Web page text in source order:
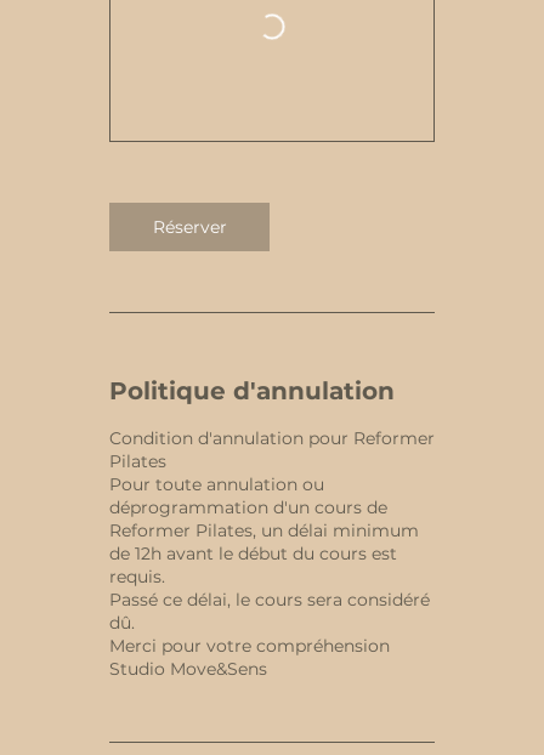
Réserver
Politique d'annulation
Condition d'annulation pour Reformer
Pilates
Pour toute annulation ou
déprogrammation d'un cours de
Reformer Pilates, un délai minimum
de 12h avant le début du cours est
requis.
Passé ce délai, le cours sera considéré
dû.
Merci pour votre compréhension
Studio Move&Sens